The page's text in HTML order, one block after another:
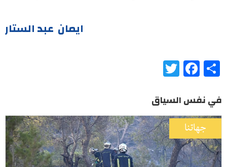
ايمان عبد الستار
Share
Facebook
في نفس السياق
جهاتنا